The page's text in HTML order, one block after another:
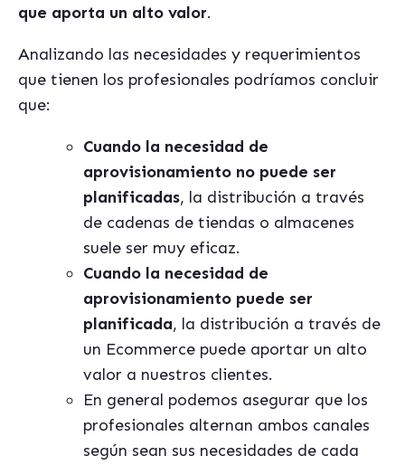
que aporta un alto valor.
Analizando las necesidades y requerimientos
que tienen los profesionales podríamos concluir
que:
Cuando la necesidad de
aprovisionamiento no puede ser
planificadas, la distribución a través
de cadenas de tiendas o almacenes
suele ser muy eficaz.
Cuando la necesidad de
aprovisionamiento puede ser
planificada, la distribución a través de
un Ecommerce puede aportar un alto
valor a nuestros clientes.
En general podemos asegurar que los
profesionales alternan ambos canales
según sean sus necesidades de cada